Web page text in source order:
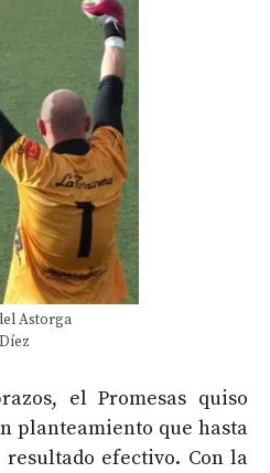
Astorga
el Promesas quiso
planteamiento que hasta
efectivo. Con la